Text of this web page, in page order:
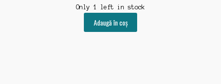
Only 1 left in stock
Adaugă în coș